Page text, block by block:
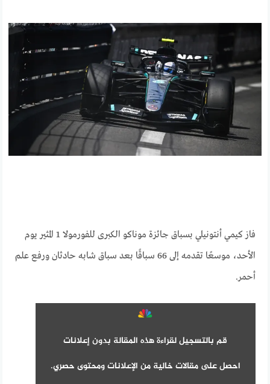
فاز كيمي أنتونيلي بسباق جائزة موناكو الكبرى للفورمولا 1 المثير يوم
الأحد، موسعًا تقدمه إلى 66 سباقًا بعد سباق شابه حادثان ورفع علم
أحمر.
قم بالتسجيل لقراءة هذه المقالة بدون إعلانات
احصل على مقالات خالية من الإعلانات ومحتوى حصري.